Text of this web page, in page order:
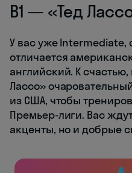
B1 — «Тед
У вас уже Intermediate,
отличается
английский. К
Лассо»
из США, чтобы
Премьер-лиги. Вас
акценты, но и добрые